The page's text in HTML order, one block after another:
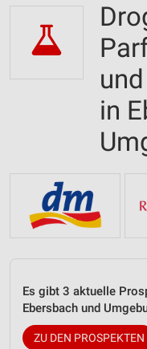
in
Es gibt 3 aktuelle
Ebersbach und
ZU DEN PROSPEKTEN